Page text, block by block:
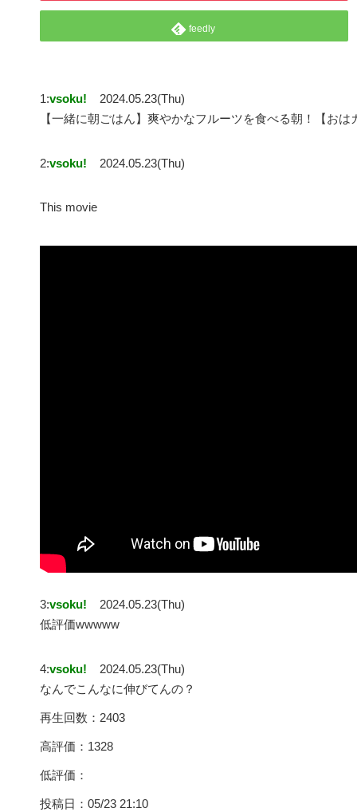
feedly
1:vsoku!
2024.05.23(Thu)
【一緒に朝ごはん】爽やかなフルーツを食べる朝！【おは
2:vsoku! 2024.05.23(Thu)
This movie
3:vsoku!
2024.05.23(Thu)
低評価wwwww
4:vsoku!
2024.05.23(Thu)
なんでこんなに伸びてんの？
再生回数：2403
高評価：1328
低評価：
投稿日：05/23 21:10